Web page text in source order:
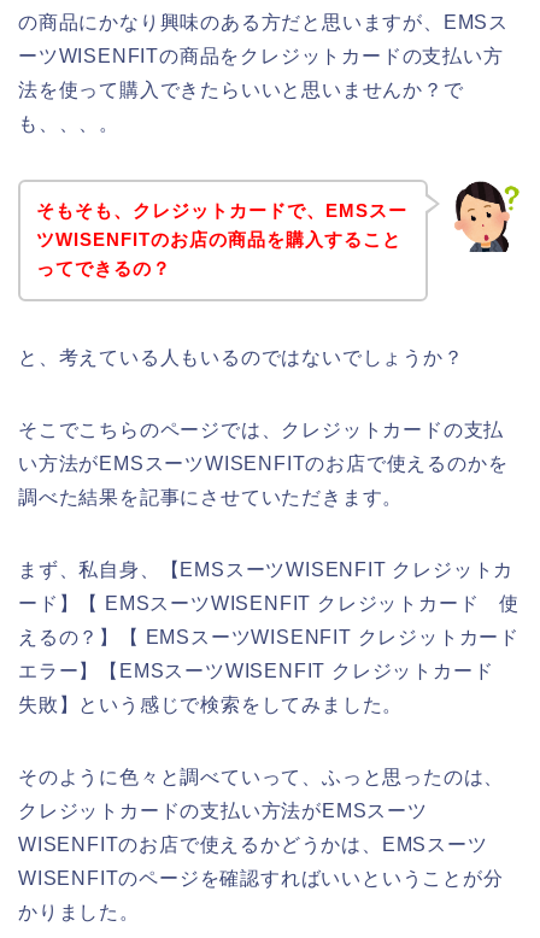
の商品にかなり興味のある方だと思いますが、EMSス
ーツWISENFITの商品をクレジットカードの支払い方
法を使って購入できたらいいと思いませんか？で
も、、、。
そもそも、クレジットカードで、EMSスー
ツWISENFITのお店の商品を購入すること
ってできるの？
と、考えている人もいるのではないでしょうか？
そこでこちらのページでは、クレジットカードの支払
い方法がEMSスーツWISENFITのお店で使えるのかを
調べた結果を記事にさせていただきます。
まず、私自身、【EMSスーツWISENFIT クレジットカ
ード】【 EMSスーツWISENFIT クレジットカード 使
えるの？】【 EMSスーツWISENFIT クレジットカード
エラー】【EMSスーツWISENFIT クレジットカード
失敗】という感じで検索をしてみました。
そのように色々と調べていって、ふっと思ったのは、
クレジットカードの支払い方法がEMSスーツ
WISENFITのお店で使えるかどうかは、EMSスーツ
WISENFITのページを確認すればいいということが分
かりました。